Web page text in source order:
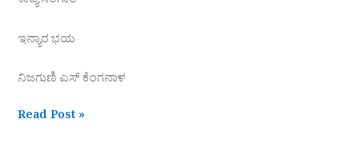
ಇನ್ಯಾರ ಭಯ
ನಿಜಗುಣಿ ಎಸ್ ಕೆಂಗನಾಳ
Read Post »